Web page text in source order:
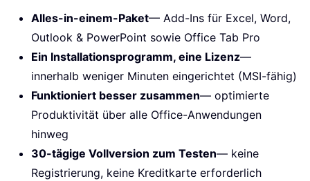
Alles-in-einem-Paket— Add-Ins für Excel, Word,
Outlook & PowerPoint sowie Office Tab Pro
Ein Installationsprogramm, eine Lizenz—
innerhalb weniger Minuten eingerichtet (MSI-fähig)
Funktioniert besser zusammen— optimierte
Produktivität über alle Office-Anwendungen
hinweg
30-tägige Vollversion zum Testen— keine
Registrierung, keine Kreditkarte erforderlich